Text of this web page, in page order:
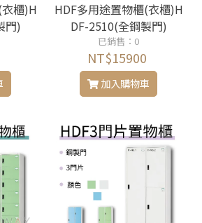
櫃)H
門)
HDF多用途置物櫃(衣櫃)H
DF-2510(全鋼製門)
已銷售：0
NT$15900
加入購物車